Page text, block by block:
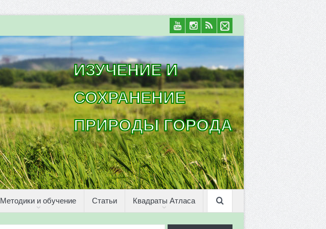
ИЗУЧЕНИЕ И
СОХРАНЕНИЕ
ПРИРОДЫ ГОРОДА
Методики и обучение Статьи Квадраты Атласа